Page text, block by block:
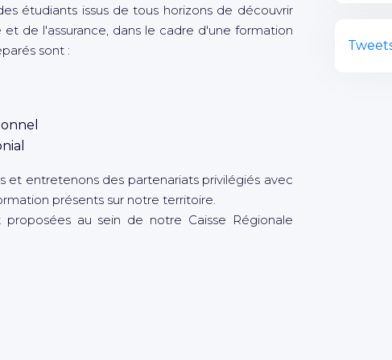
étudiants issus de tous horizons de découvrir
de l'assurance, dans le cadre d'une formation
sont :
et entretenons des partenariats privilégiés avec
présents sur notre territoire.
au sein de notre Caisse Régionale